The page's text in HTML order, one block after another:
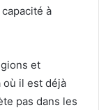
à
et
où il est déjà
pas dans les